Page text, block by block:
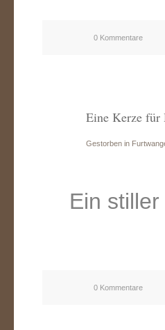
0 Kommentare
Eine Kerze für
Gestorben in
Ein
0 Kommentare